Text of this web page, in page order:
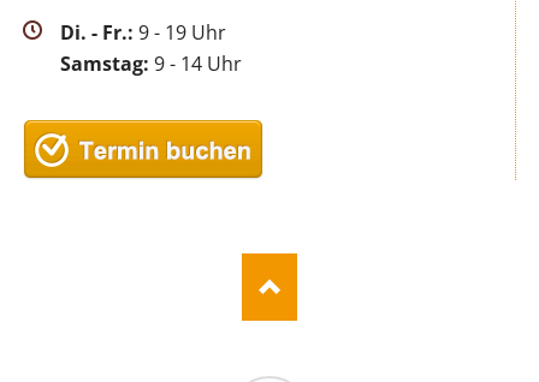
Di. - Fr.: 9 - 19 Uhr
Samstag: 9 - 14 Uhr